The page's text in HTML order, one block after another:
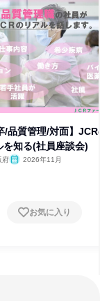
/品質管理/対面】
を知る(社員座談会)
府
2026年11月
お気に入り